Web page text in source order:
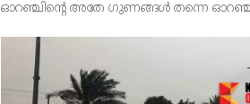
ഓറഞ്ചിന്റെ അതേ ഗുണങ്ങൾ തന്നെ
തുടങ്ങി കൊളസ്ട്രോളും തടിയും
തൊലി ഉപയോഗ